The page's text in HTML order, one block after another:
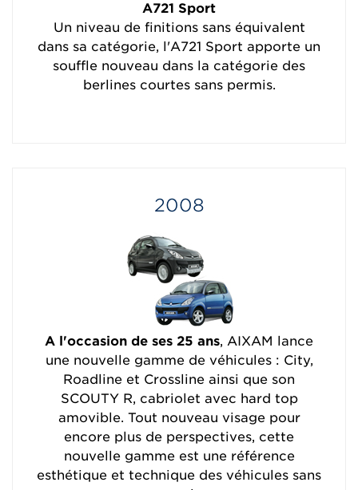
A721 Sport
Un niveau de finitions sans équivalent
dans sa catégorie, l'A721 Sport apporte un
souffle nouveau dans la catégorie des
berlines courtes sans permis.
2008
A l'occasion de ses 25 ans, AIXAM lance
une nouvelle gamme de véhicules : City,
Roadline et Crossline ainsi que son
SCOUTY R, cabriolet avec hard top
amovible. Tout nouveau visage pour
encore plus de perspectives, cette
nouvelle gamme est une référence
esthétique et technique des véhicules sans